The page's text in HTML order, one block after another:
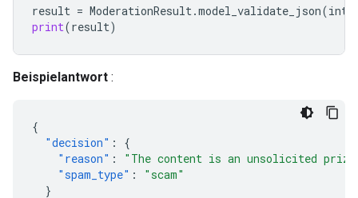
result = ModerationResult.model_validate_json(
print(result)
Beispielantwort :
{
"decision" :
{
"reason" :
"The content is an unsolicited
"spam_type" :
"scam"
}